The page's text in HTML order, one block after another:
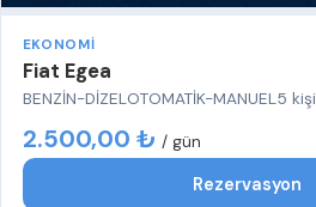
EKONOMI
Fiat Egea
BENZİN-DİZELOTOMATİK-MANUEL5 kişi
2.500,00 ₺ / gün
Rezervasyon